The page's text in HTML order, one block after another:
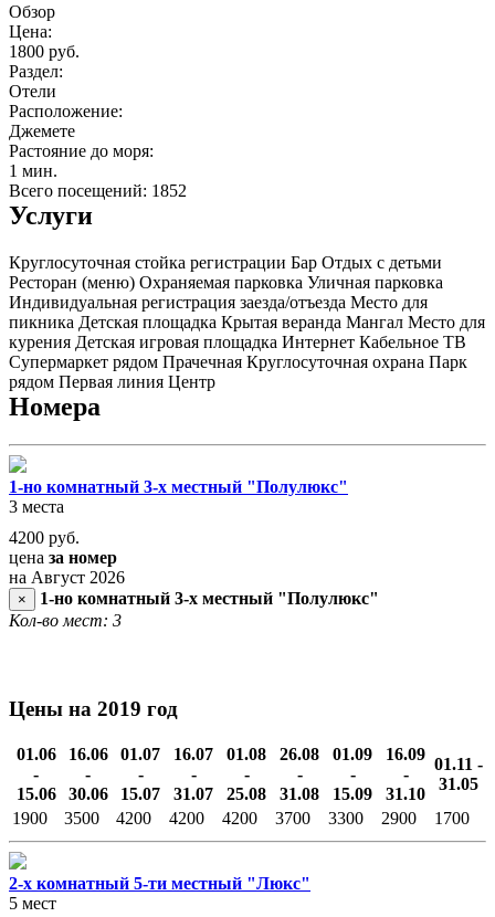
Обзор
Цена:
1800 руб.
Раздел:
Отели
Расположение:
Джемете
Растояние до моря:
1 мин.
Всего посещений: 1852
Услуги
Круглосуточная стойка регистрации Бар Отдых с детьми
Ресторан (меню) Охраняемая парковка Уличная парковка
Индивидуальная регистрация заезда/отъезда Место для
пикника Детская площадка Крытая веранда Мангал Место для
курения Детская игровая площадка Интернет Кабельное ТВ
Супермаркет рядом Прачечная Круглосуточная охрана Парк
рядом Первая линия Центр
Номера
1-но комнатный 3-х местный "Полулюкс"
3 места
4200 руб.
цена за номер
на Август 2026
×
1-но комнатный 3-х местный "Полулюкс"
Кол-во мест: 3
Цены на 2019 год
01.06
-
15.06
16.06
-
30.06
01.07
-
15.07
16.07
-
31.07
01.08
-
25.08
26.08
-
31.08
01.09
-
15.09
16.09
-
31.10
01.11 -
31.05
1900
3500 4200 4200 4200 3700 3300 2900 1700
2-х комнатный 5-ти местный "Люкс"
5 мест